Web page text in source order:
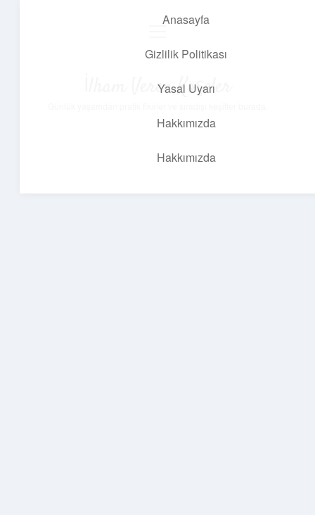
Anasayfa
Gizlilik Politikası
Yasal Uyarı
Hakkımızda
Hakkımızda
İlham Veren Köşeler